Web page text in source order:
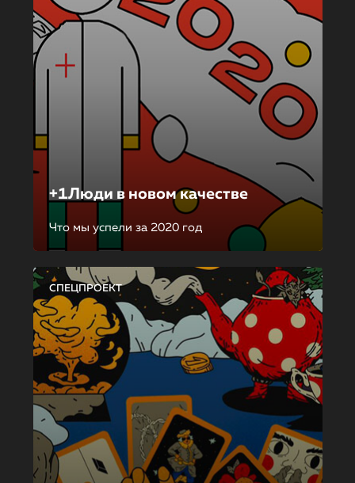
+1Люди в новом качестве
Что мы успели за 2020 год
СПЕЦПРОЕКТ